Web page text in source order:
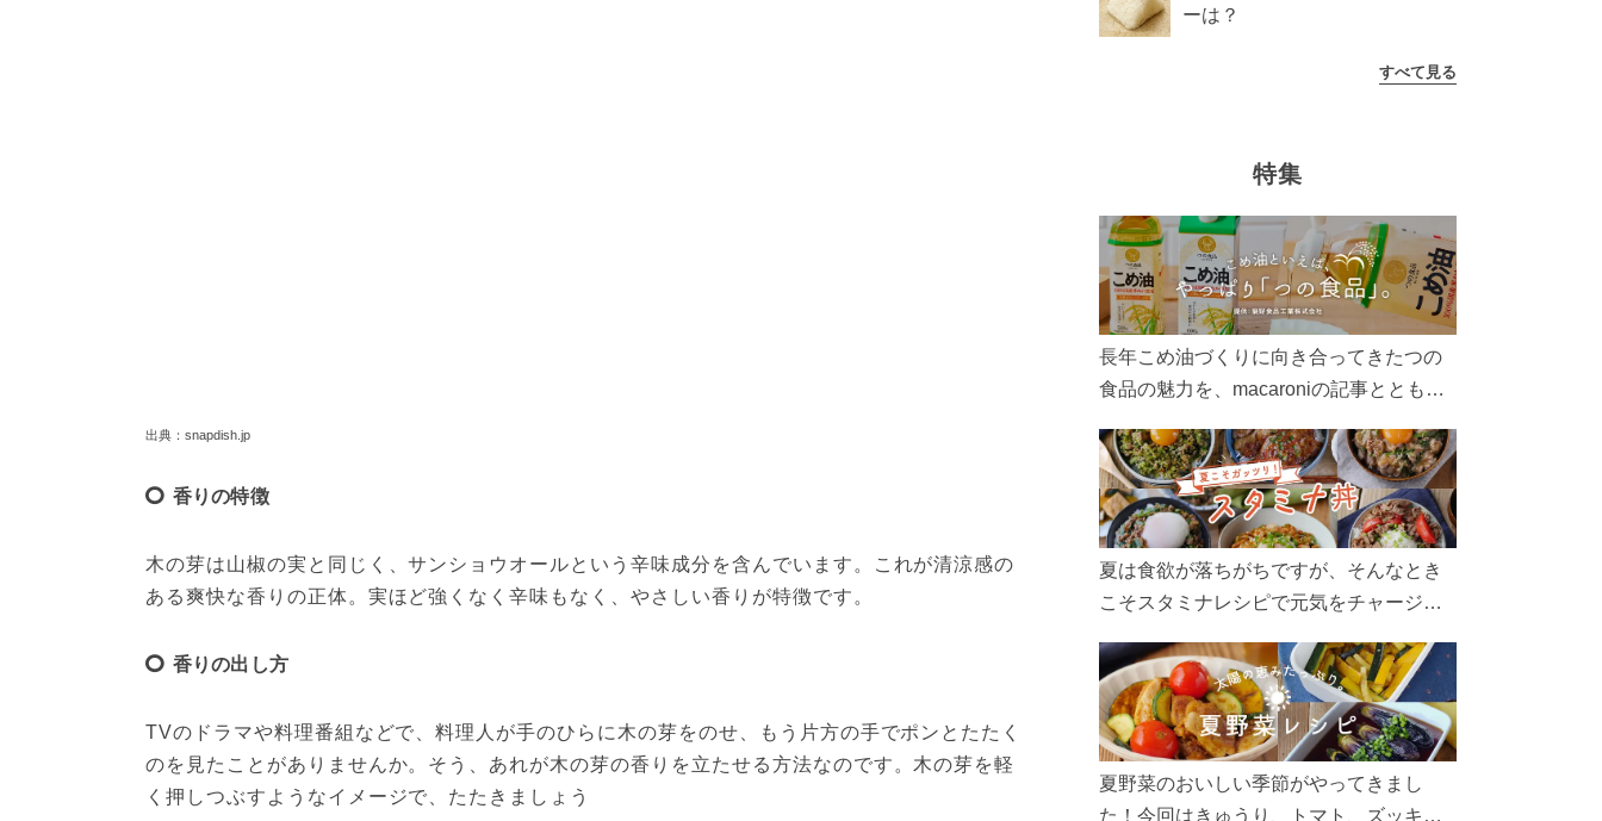
出典：snapdish.jp
香りの特徴
木の芽は山椒の実と同じく、サンショウオールという辛味成分を含んでいます。これが清涼感の
ある爽快な香りの正体。実ほど強くなく辛味もなく、やさしい香りが特徴です。
香りの出し方
TVのドラマや料理番組などで、料理人が手のひらに木の芽をのせ、もう片方の手でポンとたたく
のを見たことがありませんか。そう、あれが木の芽の香りを立たせる方法なのです。木の芽を軽
く押しつぶすようなイメージで、たたきましょう
ーは？
すべて見る
特集
長年こめ油づくりに向き合ってきたつの
食品の魅力を、macaroniの記事とともに
ん、製造現場や品質へのこだわりまで。
こめ油をもっと好きになるコンテンツを
ぜひお楽しみください。
夏は食欲が落ちがちですが、そんなとき
こそスタミナレシピで元気をチャージ！
リ食べて、夏バテを吹き飛ばしましょ
う！
夏野菜のおいしい季節がやってきまし
た！今回はきゅうり、トマト、ズッキー